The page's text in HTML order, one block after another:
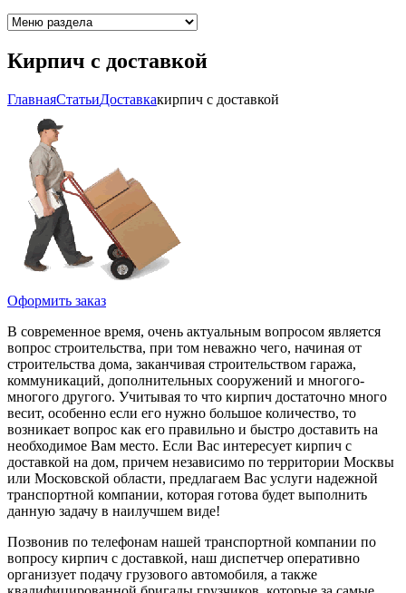
Кирпич с доставкой
ГлавнаяCтатьиДоставкакирпич с доставкой
Оформить заказ
В современное время, очень актуальным вопросом является
вопрос строительства, при том неважно чего, начиная от
строительства дома, заканчивая строительством гаража,
коммуникаций, дополнительных сооружений и многого-
многого другого. Учитывая то что кирпич достаточно много
весит, особенно если его нужно большое количество, то
возникает вопрос как его правильно и быстро доставить на
необходимое Вам место. Если Вас интересует кирпич с
доставкой на дом, причем независимо по территории Москвы
или Московской области, предлагаем Вас услуги надежной
транспортной компании, которая готова будет выполнить
данную задачу в наилучшем виде!
Позвонив по телефонам нашей транспортной компании по
вопросу кирпич с доставкой, наш диспетчер оперативно
организует подачу грузового автомобиля, а также